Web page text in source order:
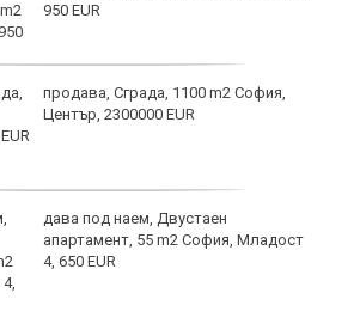
950 EUR
продава, Сграда, 1100 m2 София,
Център, 2300000 EUR
дава под наем, Двустаен
апартамент, 55 m2 София, Младост
4, 650 EUR